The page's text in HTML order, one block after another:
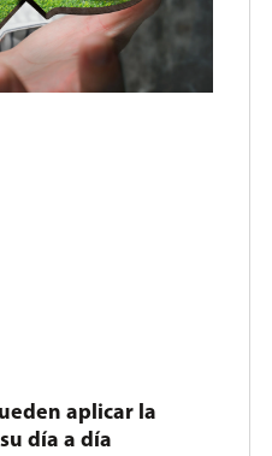
aplicar la
día a día